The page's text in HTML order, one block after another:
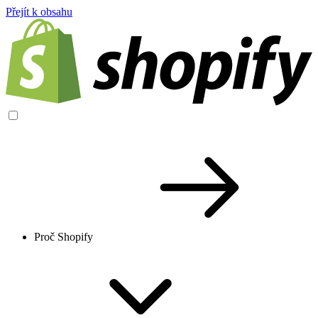
Přejít k obsahu
Proč Shopify